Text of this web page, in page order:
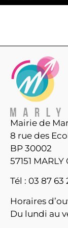
Mairie de
8 rue des
BP 30002
57151 MARLY
Tél : 03 87 63
Horaires
Du lundi au